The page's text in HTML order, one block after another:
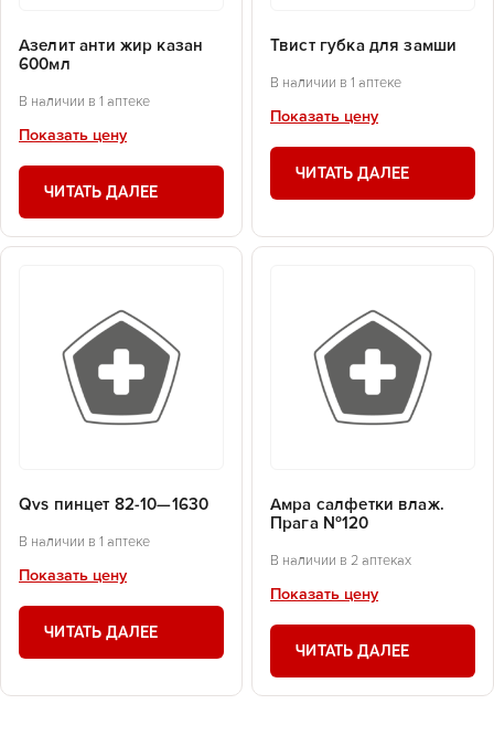
Азелит анти жир казан
600мл
В наличии в 1 аптеке
Показать цену
ЧИТАТЬ ДАЛЕЕ
Твист губка для замши
В наличии в 1 аптеке
Показать цену
ЧИТАТЬ ДАЛЕЕ
Qvs пинцет 82-10—1630
В наличии в 1 аптеке
Показать цену
ЧИТАТЬ ДАЛЕЕ
Амра салфетки влаж.
Прага №120
В наличии в 2 аптеках
Показать цену
ЧИТАТЬ ДАЛЕЕ